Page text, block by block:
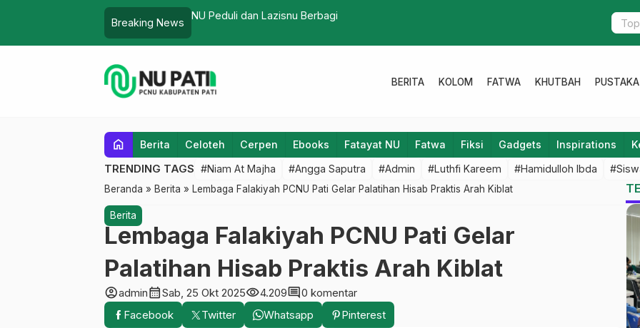
Breaking News
Angkat Tema Eco Theology Education, INISNU Gelar Seminar Internasional
Peristiwa
BERITA KOLOM FATWA KHUTBAH PUSTAKA
home Berita Celoteh Cerpen Ebooks Fatayat NU Fatwa Fiksi Gadgets Inspirations
TRENDING TAGS #Niam At Majha #Angga Saputra #Admin #Luthfi Kareem #Hamidulloh Ibda
Beranda » Berita » Lembaga Falakiyah PCNU Pati Gelar Palatihan Hisab Praktis Arah Kiblat
Berita
Lembaga Falakiyah PCNU Pati Gelar
Palatihan Hisab Praktis Arah Kiblat
account_circleadmincalendar_monthSab, 25 Okt 2025visibility4.209comment0 komentar
Facebook
Twitter Whatsapp Pinterest